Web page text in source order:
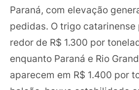
Paraná, com elevação
pedidas. O trigo catarinense
redor de R$ 1.300 por
enquanto Paraná e Rio
aparecem em R$ 1.400 por